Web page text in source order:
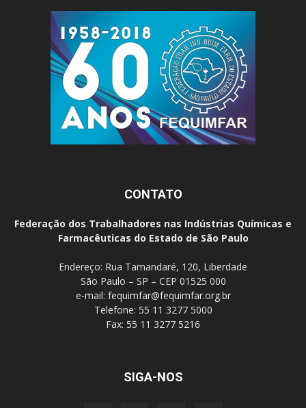
CONTATO
Federação dos Trabalhadores nas Indústrias Químicas e
Farmacêuticas do Estado de São Paulo
Endereço: Rua Tamandaré, 120, Liberdade
São Paulo – SP – CEP 01525 000
e-mail: fequimfar@fequimfar.org.br
Telefone: 55 11 3277 5000
Fax: 55 11 3277 5216
SIGA-NOS